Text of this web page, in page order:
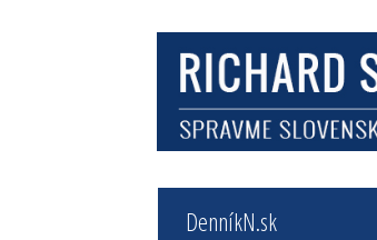
DenníkN.sk